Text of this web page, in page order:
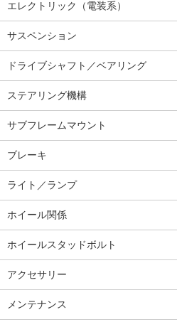
エレクトリック（電装系）
サスペンション
ドライブシャフト／ベアリング
ステアリング機構
サブフレームマウント
ブレーキ
ライト／ランプ
ホイール関係
ホイールスタッドボルト
アクセサリー
メンテナンス